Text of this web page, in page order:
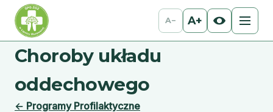
A− A+
Choroby układu
oddechowego
← Programy Profilaktyczne